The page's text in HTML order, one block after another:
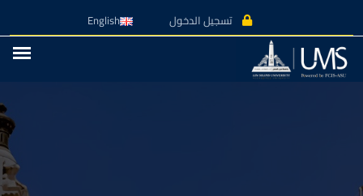
تسجيل الدخول English